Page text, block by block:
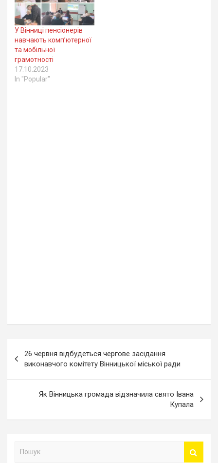
У Вінниці пенсіонерів
навчають комп’ютерної
та мобільної
грамотності
17.10.2023
In "Popular"
записів
26 червня відбудеться чергове засідання
виконавчого комітету Вінницької міської ради
Як Вінницька громада відзначила свято Івана
Купала